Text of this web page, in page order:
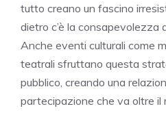
tutto creano un fascino
dietro c’è la consapevolezza
Anche eventi culturali come
teatrali sfruttano questa
pubblico, creando una
partecipazione che va oltre il